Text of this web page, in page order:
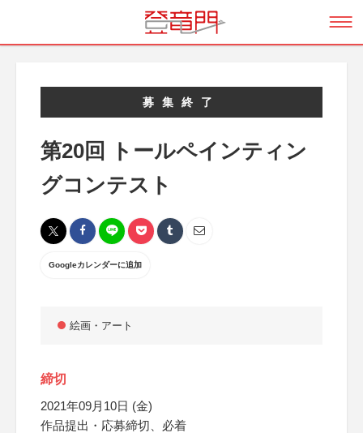
募集終了
第20回 トールペインティン
グコンテスト
Googleカレンダーに追加
絵画・アート
締切
2021年09月10日 (金)
作品提出・応募締切、必着